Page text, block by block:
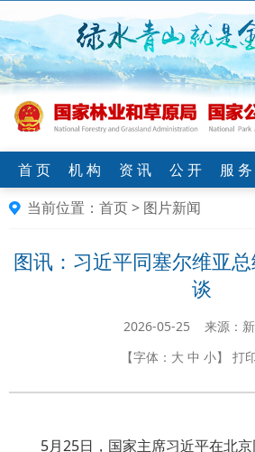
首 页 机 构 资 讯 公 开 服 务
当前位置： 首页> 图片新闻
图讯：习近平同塞尔维亚
谈
2026-05-25 来源：
【字体： 大 中 小】 打
5月25日，国家主席习近平在北